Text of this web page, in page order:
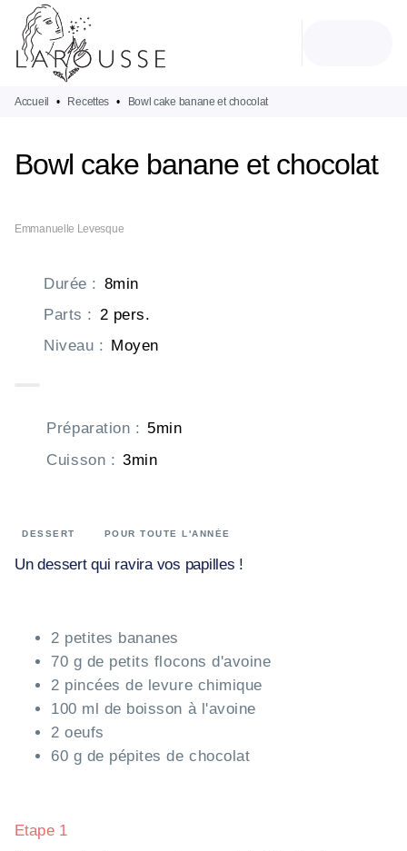
MENU
PIED DE PAGE
Accueil • Recettes • Bowl cake banane et chocolat
Bowl cake banane et chocolat
Emmanuelle Levesque
Durée : 8min
Parts : 2 pers.
Niveau : Moyen
Préparation : 5min
Cuisson : 3min
DESSERT POUR TOUTE L'ANNÉE
Un dessert qui ravira vos papilles !
2 petites bananes
70 g de petits flocons d'avoine
2 pincées de levure chimique
100 ml de boisson à l'avoine
2 oeufs
60 g de pépites de chocolat
Etape 1